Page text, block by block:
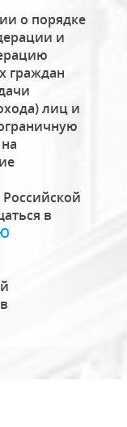
о порядке
и
граждан
лиц и
в